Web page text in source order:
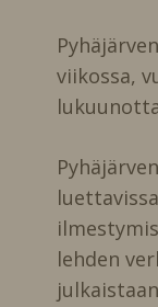
viikossa,
lehden